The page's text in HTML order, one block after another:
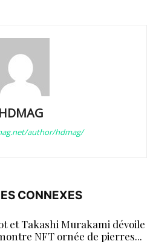
HDMAG
author/hdmag/
CONNEXES
et Takashi Murakami dévoile
NFT ornée de pierres...